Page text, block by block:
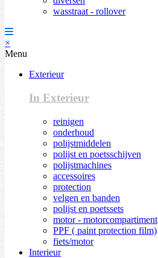
wasstraat - rollover
×
Menu
Exterieur
In Exterieur
reinigen
onderhoud
polijstmiddelen
polijst en poetsschijven
polijstmachines
accessoires
protection
velgen en banden
polijst en poetssets
motor - motorcompartiment
PPF ( paint protection film)
fiets/motor
Interieur